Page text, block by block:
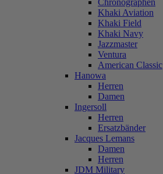
Chronographen
Khaki Aviation
Khaki Field
Khaki Navy
Jazzmaster
Ventura
American Classic
Hanowa
Herren
Damen
Ingersoll
Herren
Ersatzbänder
Jacques Lemans
Damen
Herren
JDM Military